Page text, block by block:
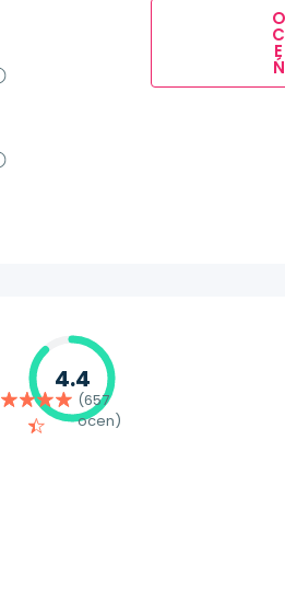
O
C
E
Ń
4.4
(657
ocen)